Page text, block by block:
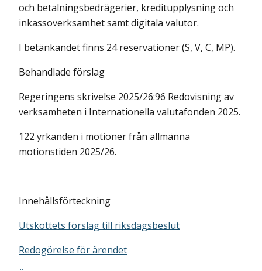
och betalningsbedrägerier, kreditupplysning och
inkassoverksamhet samt digitala valutor.
I betänkandet finns 24 reservationer (S, V, C, MP).
Behandlade förslag
Regeringens skrivelse 2025/26:96 Redovisning av
verksamheten i Internationella valutafonden 2025.
122 yrkanden i motioner från allmänna
motionstiden 2025/26.
Innehållsförteckning
Utskottets förslag till riksdagsbeslut
Redogörelse för ärendet